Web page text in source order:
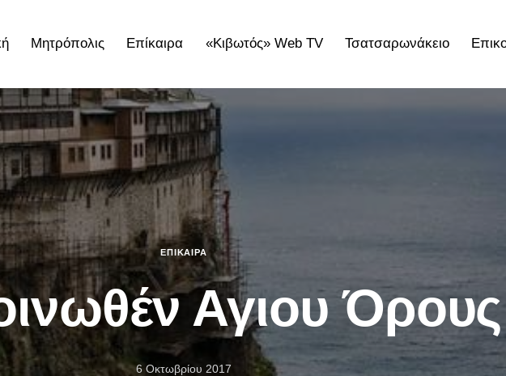
Μητρόπολις Επίκαιρα «Κιβωτός» Web TV Τσατσαρωνάκειο
Επίκαιρα «Κιβωτός» Web TV
ΕΠΊΚΑΙΡΑ
Αγιου Όρους
6 Οκτωβρίου 2017